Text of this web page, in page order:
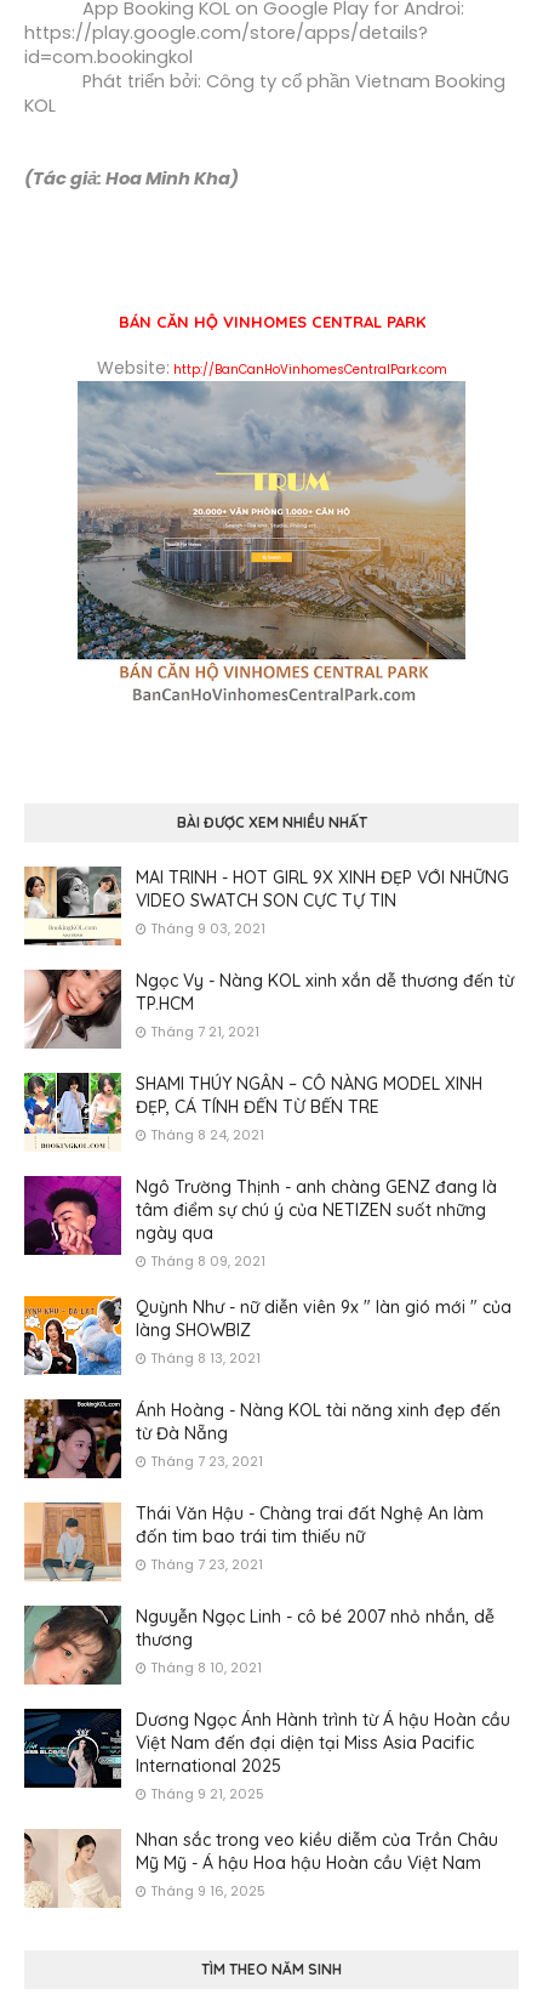
App Booking KOL on Google Play for Androi:
https://play.google.com/store/apps/details?
id=com.bookingkol
Phát triển bởi: Công ty cổ phần Vietnam Booking
KOL
(Tác giả: Hoa Minh Kha)
BÁN CĂN HỘ VINHOMES CENTRAL PARK
Website: http://BanCanHoVinhomesCentralPark.com
BÀI ĐƯỢC XEM NHIỀU NHẤT
MAI TRINH - HOT GIRL 9X XINH ĐẸP VỚI NHỮNG
VIDEO SWATCH SON CỰC TỰ TIN
Tháng 9 03, 2021
Ngọc Vy - Nàng KOL xinh xắn dễ thương đến từ
TP.HCM
Tháng 7 21, 2021
SHAMI THÚY NGÂN – CÔ NÀNG MODEL XINH
ĐẸP, CÁ TÍNH ĐẾN TỪ BẾN TRE
Tháng 8 24, 2021
Ngô Trường Thịnh - anh chàng GENZ đang là
tâm điểm sự chú ý của NETIZEN suốt những
ngày qua
Tháng 8 09, 2021
Quỳnh Như - nữ diễn viên 9x " làn gió mới " của
làng SHOWBIZ
Tháng 8 13, 2021
Ánh Hoàng - Nàng KOL tài năng xinh đẹp đến
từ Đà Nẵng
Tháng 7 23, 2021
Thái Văn Hậu - Chàng trai đất Nghệ An làm
đốn tim bao trái tim thiếu nữ
Tháng 7 23, 2021
Nguyễn Ngọc Linh - cô bé 2007 nhỏ nhắn, dễ
thương
Tháng 8 10, 2021
Dương Ngọc Ánh Hành trình từ Á hậu Hoàn cầu
Việt Nam đến đại diện tại Miss Asia Pacific
International 2025
Tháng 9 21, 2025
Nhan sắc trong veo kiều diễm của Trần Châu
Mỹ Mỹ - Á hậu Hoa hậu Hoàn cầu Việt Nam
Tháng 9 16, 2025
TÌM THEO NĂM SINH